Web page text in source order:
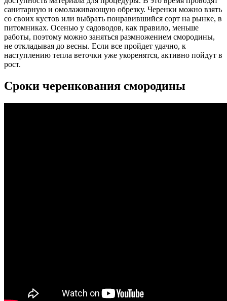
санитарную и омолаживающую обрезку. Черенки можно взять
со своих кустов или выбрать понравившийся сорт на рынке, в
питомниках. Осенью у садоводов, как правило, меньше
работы, поэтому можно заняться размножением смородины,
не откладывая до весны. Если все пройдет удачно, к
наступлению тепла веточки уже укоренятся, активно пойдут в
рост.
Сроки черенкования смородины